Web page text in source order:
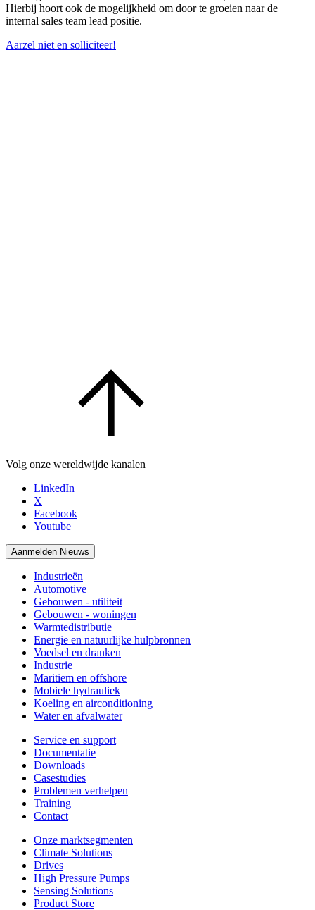
Hierbij hoort ook de mogelijkheid om door te groeien naar de
internal sales team lead positie.
Aarzel niet en solliciteer!
Volg onze wereldwijde kanalen
LinkedIn
X
Facebook
Youtube
Aanmelden Nieuws
Industrieën
Automotive
Gebouwen - utiliteit
Gebouwen - woningen
Warmtedistributie
Energie en natuurlijke hulpbronnen
Voedsel en dranken
Industrie
Maritiem en offshore
Mobiele hydrauliek
Koeling en airconditioning
Water en afvalwater
Service en support
Documentatie
Downloads
Casestudies
Problemen verhelpen
Training
Contact
Onze marktsegmenten
Climate Solutions
Drives
High Pressure Pumps
Sensing Solutions
Product Store